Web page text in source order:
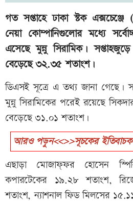
গত সপ্তাহে ঢাকা স্টক
নেয়া কোম্পানিগুলোর মধ্যে
এসেছে মুন্নু সিরামিক।
বেড়েছে ৩২.৩৫ শতাংশ।
ডিএসই সূত্রে এ তথ্য জানা গেছে।
মুন্নু সিরামিকের পরেই রয়েছে
বেড়েছে ৩১.০১ শতাংশ।
আরও পড়ুন<<>>সূচকের ইতিবাচক
এছাড়া মোজাফ্ফর হোসেন
কপারটেকের ১৯.২৮ শতাংশ,
শতাংশ, ন্যাশনাল ফিড মিলসের